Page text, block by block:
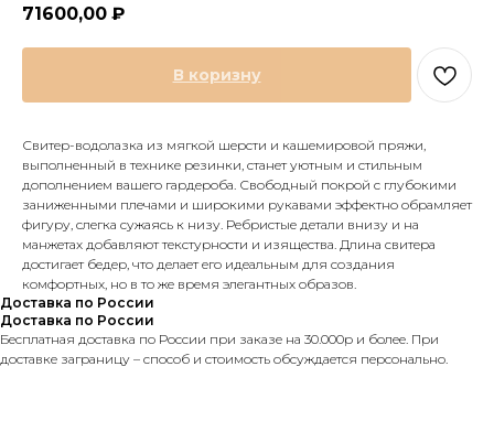
71600,00 ₽
В коризну
Свитер-водолазка из мягкой шерсти и кашемировой пряжи,
выполненный в технике резинки, станет уютным и стильным
дополнением вашего гардероба. Свободный покрой с глубокими
заниженными плечами и широкими рукавами эффектно обрамляет
фигуру, слегка сужаясь к низу. Ребристые детали внизу и на
манжетах добавляют текстурности и изящества. Длина свитера
достигает бедер, что делает его идеальным для создания
комфортных, но в то же время элегантных образов.
Доставка по России
Доставка по России
Бесплатная доставка по России при заказе на 30.000р и более. При
доставке заграницу – способ и стоимость обсуждается персонально.